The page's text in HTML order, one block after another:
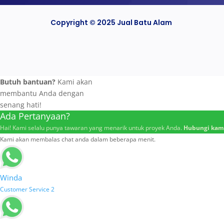
Copyright © 2025 Jual Batu Alam
Butuh bantuan? Kami akan
membantu Anda dengan
senang hati!
Ada Pertanyaan?
Hai! Kami selalu punya tawaran yang menarik untuk proyek Anda. Hubungi
Kami akan membalas chat anda dalam beberapa menit.
Winda
Customer Service 2